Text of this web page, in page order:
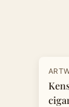
-20%